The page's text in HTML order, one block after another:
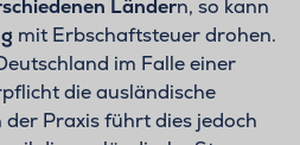
Ländern, so kann
mit Erbschaftsteuer drohen.
im Falle einer
die ausländische
Praxis führt dies jedoch